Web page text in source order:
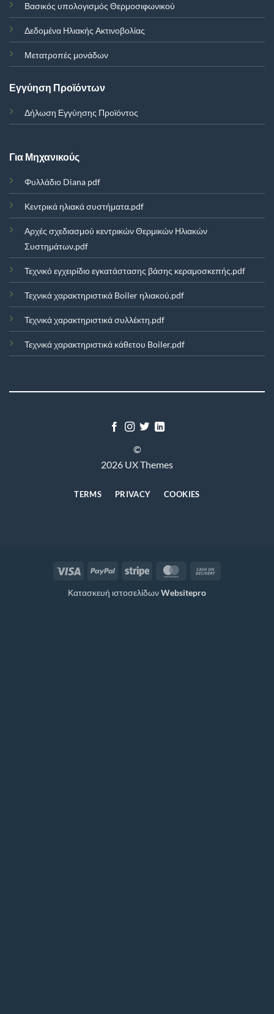
Βασικός υπολογισμός Θερμοσιφωνικού
Δεδομένα Ηλιακής Ακτινοβολίας
Μετατροπές μονάδων
Εγγύηση Προϊόντων
Δήλωση Εγγύησης Προϊόντος
Για Μηχανικούς
Φυλλάδιο Diana pdf
Κεντρικά ηλιακά συστήματα.pdf
Αρχές σχεδιασμού κεντρικών Θερμικών Ηλιακών
Συστημάτων.pdf
Τεχνικό εγχειρίδιο εγκατάστασης βάσης κεραμοσκεπής.pdf
Τεχνικά χαρακτηριστικά Boiler ηλιακού.pdf
Τεχνικά χαρακτηριστικά συλλέκτη.pdf
Τεχνικά χαρακτηριστικά κάθετου Boiler.pdf
©
2026 UX Themes
TERMS PRIVACY COOKIES
Visa PayPal Stripe MasterCard
Κατασκευή ιστοσελίδωνWebsitepro